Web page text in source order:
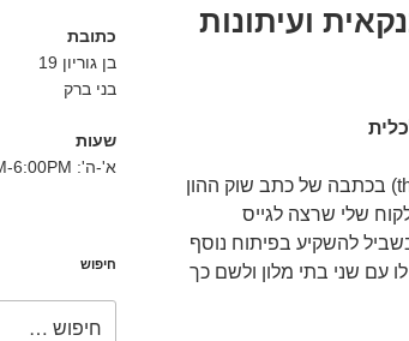
ועיתונות
קצת הפתיע אותי לקרוא בעיתון דה מרקר (themarker) בכתבה של כתב שוק ההון
שלי שרצה לגייס
בשביל להשקיע בפיתוח נוסף
עם שני בתי מלון ולשם כך
כתובת
בן גוריון 19
בני ברק
שעות
א'-ה': 8:30AM-6:00PM
חיפוש